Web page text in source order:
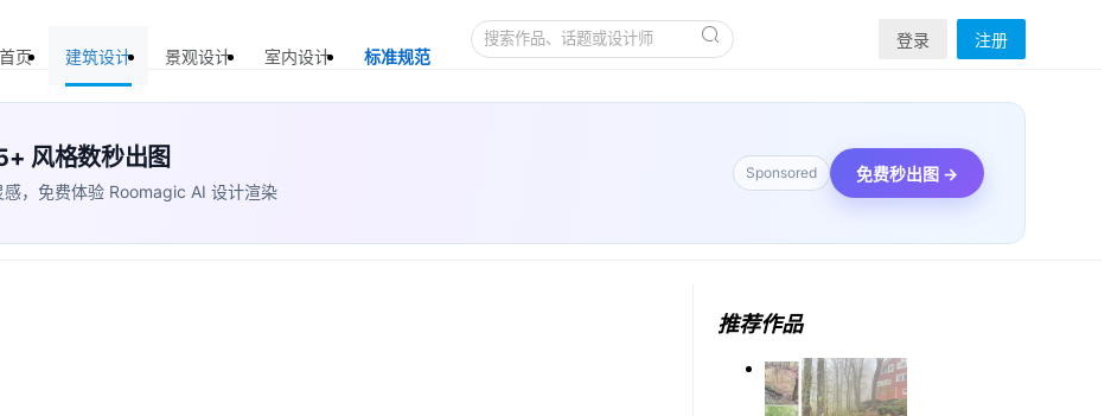
首页 建筑设计 景观设计 室内设计 标准规范
登录 注册
风格数秒出图
，免费体验 Roomagic AI 设计渲染
Sponsored 免费秒出图 →
推荐作品